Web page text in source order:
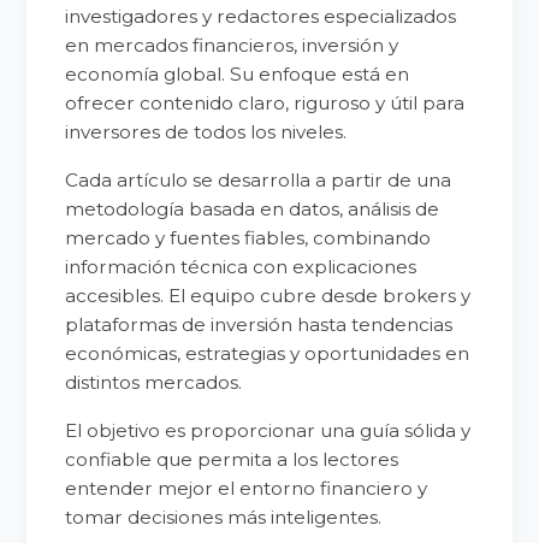
investigadores y redactores especializados
en mercados financieros, inversión y
economía global. Su enfoque está en
ofrecer contenido claro, riguroso y útil para
inversores de todos los niveles.
Cada artículo se desarrolla a partir de una
metodología basada en datos, análisis de
mercado y fuentes fiables, combinando
información técnica con explicaciones
accesibles. El equipo cubre desde brokers y
plataformas de inversión hasta tendencias
económicas, estrategias y oportunidades en
distintos mercados.
El objetivo es proporcionar una guía sólida y
confiable que permita a los lectores
entender mejor el entorno financiero y
tomar decisiones más inteligentes.